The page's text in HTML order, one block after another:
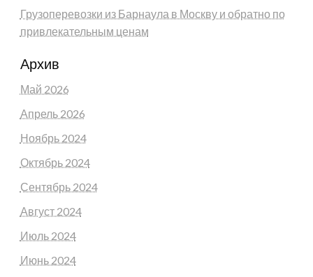
Грузоперевозки из Барнаула в Москву и обратно по
привлекательным ценам
Архив
Май 2026
Апрель 2026
Ноябрь 2024
Октябрь 2024
Сентябрь 2024
Август 2024
Июль 2024
Июнь 2024